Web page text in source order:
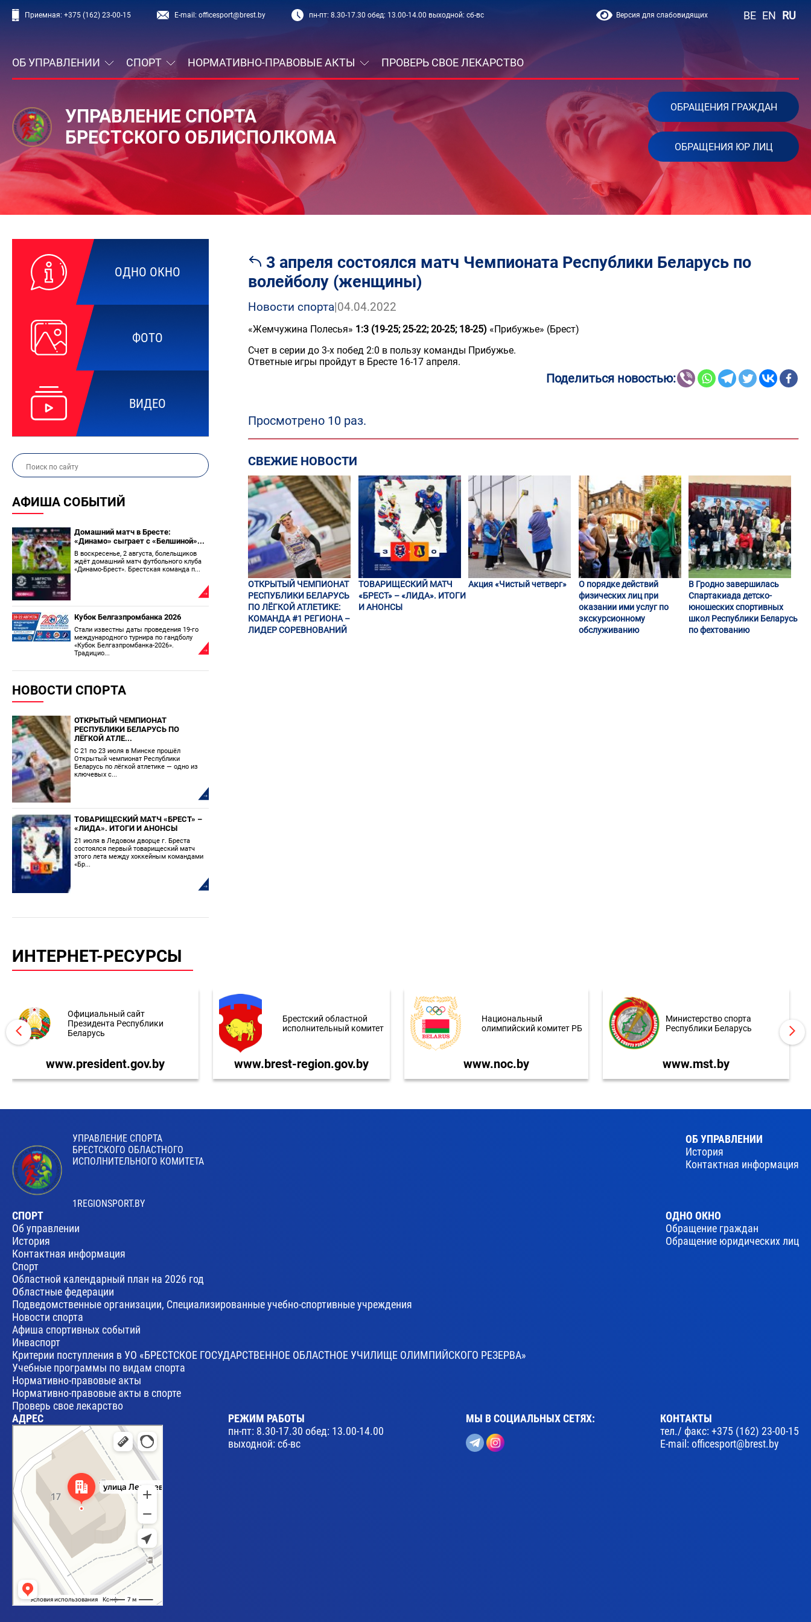
Приемная: +375 (162) 23-00-15 E-mail:officesport@brest.by пн-пт: 8.30-17.30 обед: 13.00-14.00 выходной: сб-вс Версия для слабовидящих BE EN RU
ОБ УПРАВЛЕНИИ СПОРТ НОРМАТИВНО-ПРАВОВЫЕ АКТЫ ПРОВЕРЬ СВОЕ ЛЕКАРСТВО
УПРАВЛЕНИЕ СПОРТА
БРЕСТСКОГО ОБЛИСПОЛКОМА
ОБРАЩЕНИЯ ГРАЖДАН
ОБРАЩЕНИЯ ЮР ЛИЦ
ОДНО ОКНО
ФОТО
ВИДЕО
АФИША СОБЫТИЙ
Домашний матч в Бресте:
«Динамо» сыграет с «Белшиной»...
В воскресенье, 2 августа, болельщиков
ждёт домашний матч футбольного клуба
«Динамо-Брест». Брестская команда п...
Кубок Белгазпромбанка 2026
Стали известны даты проведения 19-го
международного турнира по гандболу
«Кубок Белгазпромбанка-2026».
Традицио...
НОВОСТИ СПОРТА
ОТКРЫТЫЙ ЧЕМПИОНАТ
РЕСПУБЛИКИ БЕЛАРУСЬ ПО
ЛЁГКОЙ АТЛЕ...
С 21 по 23 июля в Минске прошёл
Открытый чемпионат Республики
Беларусь по лёгкой атлетике — одно из
ключевых с...
ТОВАРИЩЕСКИЙ МАТЧ «БРЕСТ» –
«ЛИДА». ИТОГИ И АНОНСЫ
21 июля в Ледовом дворце г. Бреста
состоялся первый товарищеский матч
этого лета между хоккейным командами
«Бр...
3 апреля состоялся матч Чемпионата Республики Беларусь по
волейболу (женщины)
Новости спорта|04.04.2022
«Жемчужина Полесья» 1:3 (19-25; 25-22; 20-25; 18-25) «Прибужье» (Брест)
Счет в серии до 3-х побед 2:0 в пользу команды Прибужье.
Ответные игры пройдут в Бресте 16-17 апреля.
Поделиться новостью:
Просмотрено 10 раз.
СВЕЖИЕ НОВОСТИ
ОТКРЫТЫЙ ЧЕМПИОНАТ
РЕСПУБЛИКИ БЕЛАРУСЬ
ПО ЛЁГКОЙ АТЛЕТИКЕ:
КОМАНДА #1 РЕГИОНА –
ЛИДЕР СОРЕВНОВАНИЙ
ТОВАРИЩЕСКИЙ МАТЧ
«БРЕСТ» – «ЛИДА». ИТОГИ
И АНОНСЫ
Акция «Чистый четверг»
О порядке действий
физических лиц при
оказании ими услуг по
экскурсионному
обслуживанию
В Гродно завершилась
Спартакиада детско-
юношеских спортивных
школ Республики Беларусь
по фехтованию
ИНТЕРНЕТ-РЕСУРСЫ
Официальный сайт
Президента Республики
Беларусь
www.president.gov.by
Брестский областной
исполнительный комитет
www.brest-region.gov.by
Национальный
олимпийский комитет РБ
www.noc.by
Министерство спорта
Республики Беларусь
www.mst.by
УПРАВЛЕНИЕ СПОРТА
БРЕСТСКОГО ОБЛАСТНОГО
ИСПОЛНИТЕЛЬНОГО КОМИТЕТА
1REGIONSPORT.BY
ОБ УПРАВЛЕНИИ
История
Контактная информация
СПОРТ
Об управлении
История
Контактная информация
Спорт
Областной календарный план на 2026 год
Областные федерации
Подведомственные организации, Специализированные учебно-спортивные учреждения
Новости спорта
Афиша спортивных событий
Инваспорт
Критерии поступления в УО «БРЕСТСКОЕ ГОСУДАРСТВЕННОЕ ОБЛАСТНОЕ УЧИЛИЩЕ ОЛИМПИЙСКОГО РЕЗЕРВА»
Учебные программы по видам спорта
Нормативно-правовые акты
Нормативно-правовые акты в спорте
Проверь свое лекарство
ОДНО ОКНО
Обращение граждан
Обращение юридических лиц
АДРЕС
Брест
Улица Леваневского, 17 — Яндекс Карты
РЕЖИМ РАБОТЫ
пн-пт: 8.30-17.30 обед: 13.00-14.00
выходной: сб-вс
МЫ В СОЦИАЛЬНЫХ СЕТЯХ:
КОНТАКТЫ
тел./ факс:+375 (162) 23-00-15
E-mail:officesport@brest.by